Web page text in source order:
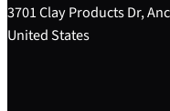
3701 Clay Products Dr,
United States